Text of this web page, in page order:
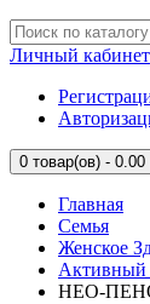
Личный кабинет
0 товар(ов) - 0.00
Главная
Семья
Женское
Активный
НЕО-